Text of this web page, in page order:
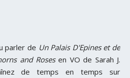
parler de Un Palais D'Epines et de
and Rosesen VO de Sarah J.
de temps en temps sur